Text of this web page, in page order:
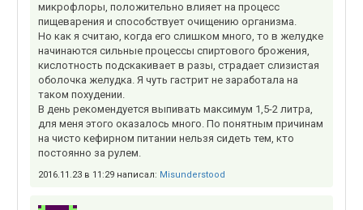
микрофлоры, положительно влияет на процесс
пищеварения и способствует очищению организма.
Но как я считаю, когда его слишком много, то в желудке
начинаются сильные процессы спиртового брожения,
кислотность подскакивает в разы, страдает слизистая
оболочка желудка. Я чуть гастрит не заработала на
таком похудении.
В день рекомендуется выпивать максимум 1,5-2 литра,
для меня этого оказалось много. По понятным причинам
на чисто кефирном питании нельзя сидеть тем, кто
постоянно за рулем.
2016.11.23 в 11:29 написал: Misunderstood